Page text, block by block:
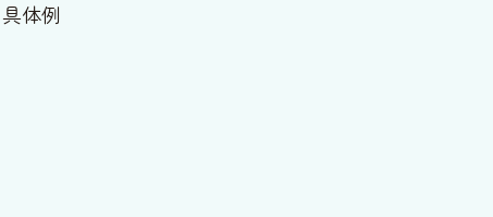
体例